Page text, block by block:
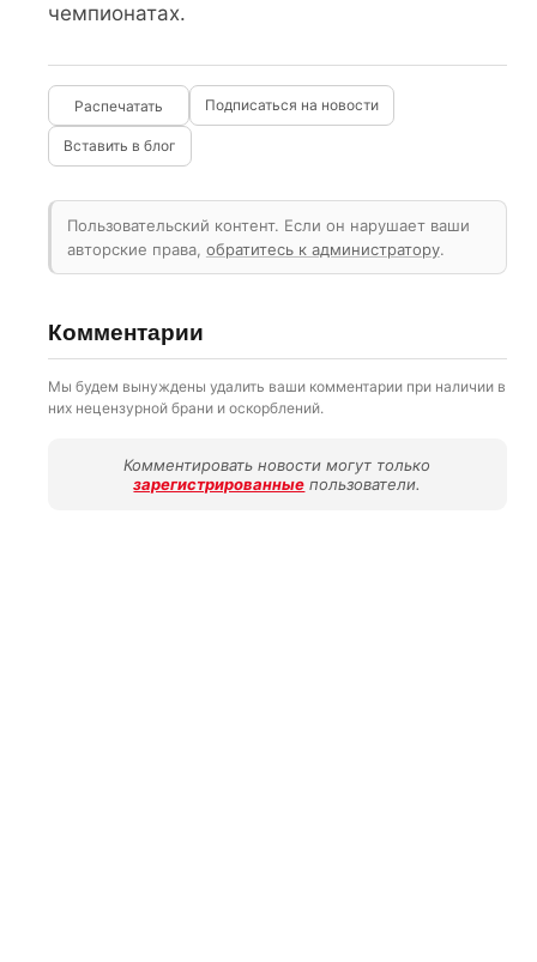
чемпионатах.
Подписаться на новости
Вставить в блог
Пользовательский контент. Если он нарушает ваши
авторские права, обратитесь к администратору.
Комментарии
Мы будем вынуждены удалить ваши комментарии при наличии в
них нецензурной брани и оскорблений.
Комментировать новости могут только
зарегистрированные пользователи.